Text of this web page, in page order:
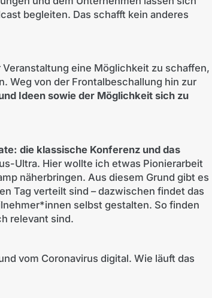
begleiten. Das schafft kein anderes
eine Möglichkeit zu schaffen,
Weg von der Frontalbeschallung hin zur
Ideen sowie der Möglichkeit sich zu
die klassische Konferenz und das
Ultra. Hier wollte ich etwas Pionierarbeit
näherbringen. Aus diesem Grund gibt es
Tag verteilt sind – dazwischen findet das
selbst gestalten. So finden
relevant sind.
vom Coronavirus digital. Wie läuft das